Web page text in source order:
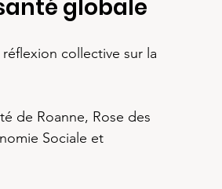
globale
collective sur la
de Roanne, Rose des
Sociale et